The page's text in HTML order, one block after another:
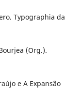
Typographia da
(Org.).
e A Expansão